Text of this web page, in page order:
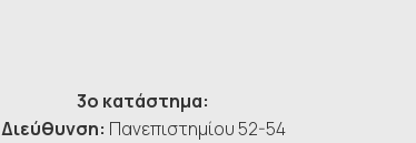
3ο κατάστημα:
Διεύθυνση: Πανεπιστημίου 52-54